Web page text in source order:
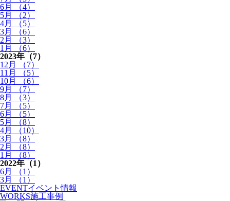
6月 （4）
5月 （2）
4月 （5）
3月 （6）
2月 （3）
1月 （6）
2023年 （7）
12月 （7）
11月 （5）
10月 （6）
9月 （7）
8月 （3）
7月 （5）
6月 （5）
5月 （8）
4月 （10）
3月 （8）
2月 （8）
1月 （8）
2022年 （1）
6月 （1）
3月 （1）
EVENTイベント情報
WORKS施⼯事例